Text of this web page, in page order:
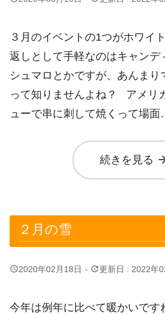
３月のイベントの1つがホワイ
返しとして手軽なのはキャンデ
シュマロとかですが、あんまり
って知りませんよね？ アメリ
ューで串に刺して焼くって場
続きを見る
２月の雪
query_builder2020年02月18日 - update更新日 : 2022年
今年は例年に比べて暖かいです